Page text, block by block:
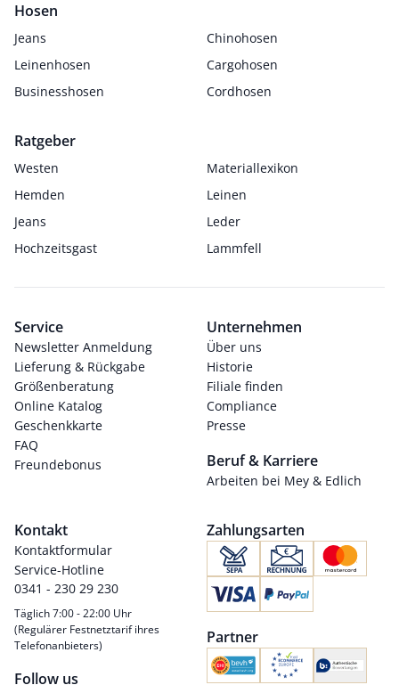
Hosen
Jeans
Chinohosen
Leinenhosen
Cargohosen
Businesshosen
Cordhosen
Ratgeber
Westen
Materiallexikon
Hemden
Leinen
Jeans
Leder
Hochzeitsgast
Lammfell
Service
Newsletter Anmeldung
Lieferung & Rückgabe
Größenberatung
Online Katalog
Geschenkkarte
FAQ
Freundebonus
Unternehmen
Über uns
Historie
Filiale finden
Compliance
Presse
Beruf & Karriere
Arbeiten bei Mey & Edlich
Kontakt
Kontaktformular
Service-Hotline
0341 - 230 29 230
Täglich 7:00 - 22:00 Uhr
(Regulärer Festnetztarif ihres
Telefonanbieters)
Follow us
Zahlungsarten
Partner